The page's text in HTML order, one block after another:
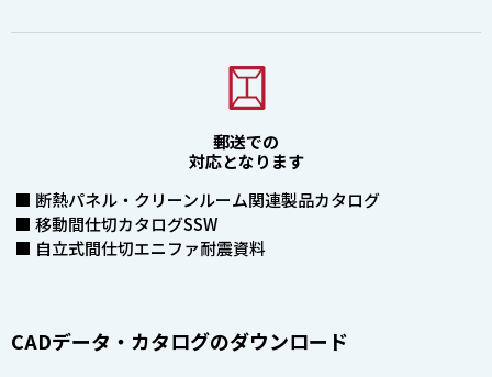
郵送での
対応となります
■ 断熱パネル・クリーンルーム関連製品カタログ
■ 移動間仕切カタログSSW
■ 自立式間仕切エニファ耐震資料
CADデータ・カタログのダウンロード